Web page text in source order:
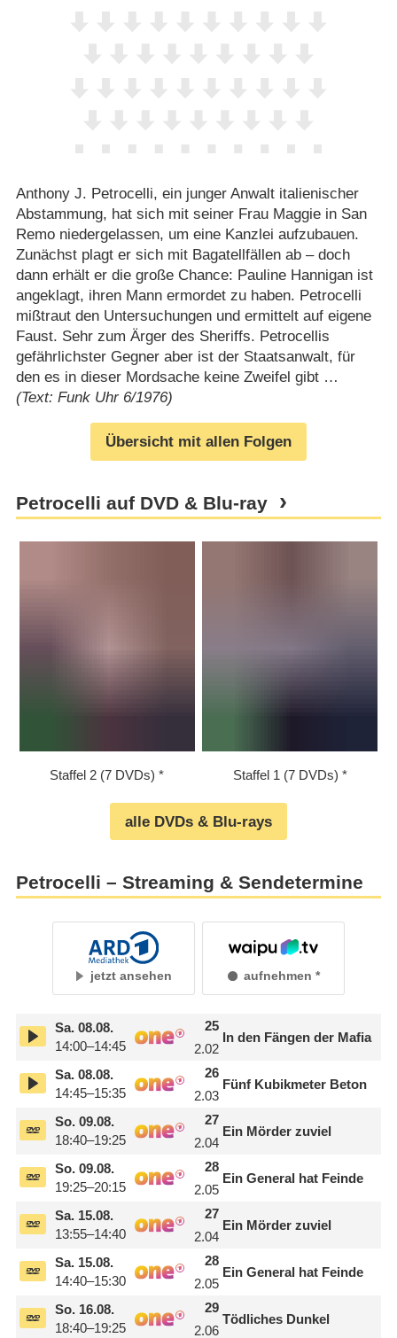
Anthony J. Petrocelli, ein junger Anwalt italienischer
Abstammung, hat sich mit seiner Frau Maggie in San
Remo niedergelassen, um eine Kanzlei aufzubauen.
Zunächst plagt er sich mit Bagatellfällen ab – doch
dann erhält er die große Chance: Pauline Hannigan ist
angeklagt, ihren Mann ermordet zu haben. Petrocelli
mißtraut den Untersuchungen und ermittelt auf eigene
Faust. Sehr zum Ärger des Sheriffs. Petrocellis
gefährlichster Gegner aber ist der Staatsanwalt, für
den es in dieser Mordsache keine Zweifel gibt …
(Text: Funk Uhr 6/1976)
Übersicht mit allen Folgen
Petrocelli auf DVD & Blu-ray
Staffel 2 (7 DVDs) Staffel 1 (7 DVDs)
alle DVDs & Blu-rays
Petrocelli – Streaming & Sendetermine
jetzt ansehen aufnehmen
Sa.08.08.
14:00–14:45
25
2.02
In den Fängen der Mafia
Sa.08.08.
14:45–15:35
26
2.03
Fünf Kubikmeter Beton
So.09.08.
18:40–19:25
27
2.04
Ein Mörder zuviel
So.09.08.
19:25–20:15
28
2.05
Ein General hat Feinde
Sa.15.08.
13:55–14:40
27
2.04
Ein Mörder zuviel
Sa.15.08.
14:40–15:30
28
2.05
Ein General hat Feinde
So.16.08.
18:40–19:25
29
2.06
Tödliches Dunkel